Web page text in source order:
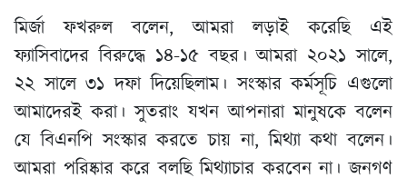
মির্জা ফখরুল বলেন, আমরা লড়াই করেছি এই
ফ্যাসিবাদের বিরুদ্ধে ১৪-১৫ বছর। আমরা ২০২১ সালে,
২২ সালে ৩১ দফা দিয়েছিলাম। সংস্কার কর্মসূচি এগুলো
আমাদেরই করা। সুতরাং যখন আপনারা মানুষকে বলেন
যে বিএনপি সংস্কার করতে চায় না, মিথ্যা কথা বলেন।
আমরা পরিষ্কার করে বলছি মিথ্যাচার করবেন না। জনগণ